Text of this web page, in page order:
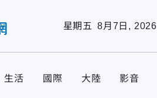
星期五 8月7日, 2026
生活 國際 大陸 影音